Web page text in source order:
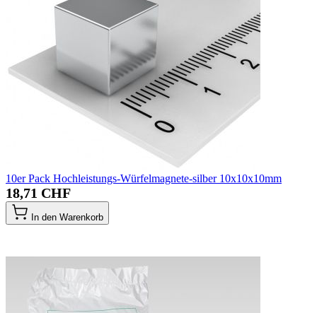
10er Pack Hochleistungs-Würfelmagnete-silber 10x10x10mm
18,71 CHF
In den Warenkorb